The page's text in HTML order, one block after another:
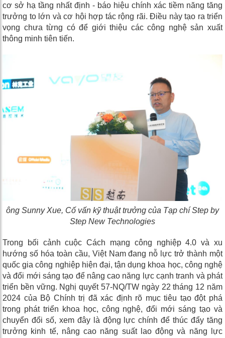
cơ sở hạ tầng nhất định - báo hiệu chính xác tiềm năng tăng
trưởng to lớn và cơ hội hợp tác rộng rãi. Điều này tạo ra triển
vọng chưa từng có để giới thiệu các công nghệ sản xuất
thông minh tiên tiến.
ông Sunny Xue, Cố vấn kỹ thuật trưởng của Tạp chí Step by
Step New Technologies
Trong bối cảnh cuộc Cách mạng công nghiệp 4.0 và xu
hướng số hóa toàn cầu, Việt Nam đang nỗ lực trở thành một
quốc gia công nghiệp hiện đại, tận dụng khoa học, công nghệ
và đổi mới sáng tạo để nâng cao năng lực cạnh tranh và phát
triển bền vững. Nghị quyết 57-NQ/TW ngày 22 tháng 12 năm
2024 của Bộ Chính trị đã xác định rõ mục tiêu tạo đột phá
trong phát triển khoa học, công nghệ, đổi mới sáng tạo và
chuyển đổi số, xem đây là động lực chính để thúc đẩy tăng
trưởng kinh tế, nâng cao năng suất lao động và năng lực